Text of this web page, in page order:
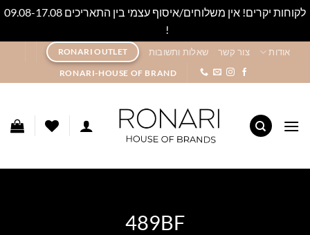
לקוחות יקרים! אין משלוחים/איסוף עצמי בין התאריכים 09.08-17.08
!
content
אודות צור קשר שאלות ותשובות RONARI OUTLET
RONARI-HOUSE OF BRAND
489BF